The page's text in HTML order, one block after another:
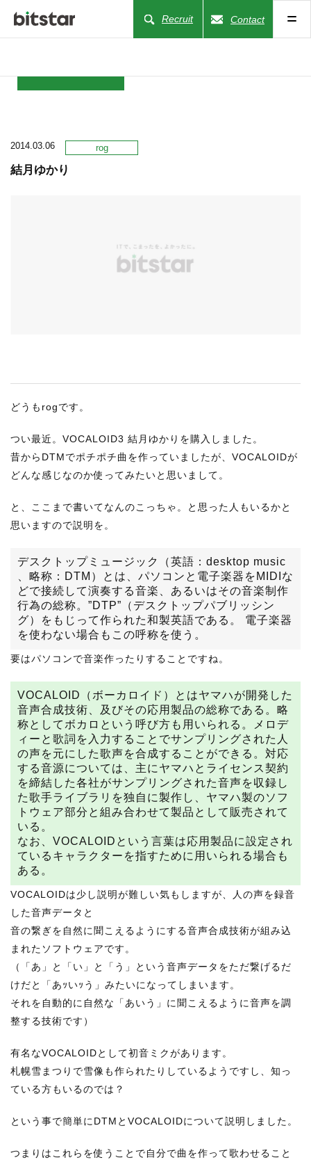
Recruit Contact
COMPANY
CONTACT US
約款
情報セキュリティ
2014.03.06 rog
結月ゆかり
どうもrogです。
つい最近。VOCALOID3 結月ゆかりを購入しました。
昔からDTMでポチポチ曲を作っていましたが、VOCALOIDが
どんな感じなのか使ってみたいと思いまして。
と、ここまで書いてなんのこっちゃ。と思った人もいるかと
思いますので説明を。
デスクトップミュージック（英語：desktop music
、略称：DTM）とは、パソコンと電子楽器をMIDIな
どで接続して演奏する音楽、あるいはその音楽制作
行為の総称。”DTP”（デスクトップパブリッシン
グ）をもじって作られた和製英語である。 電子楽器
を使わない場合もこの呼称を使う。
要はパソコンで音楽作ったりすることですね。
VOCALOID（ボーカロイド）とはヤマハが開発した
音声合成技術、及びその応用製品の総称である。略
称としてボカロという呼び方も用いられる。メロデ
ィーと歌詞を入力することでサンプリングされた人
の声を元にした歌声を合成することができる。対応
する音源については、主にヤマハとライセンス契約
を締結した各社がサンプリングされた音声を収録し
た歌手ライブラリを独自に製作し、ヤマハ製のソフ
トウェア部分と組み合わせて製品として販売されて
いる。
なお、VOCALOIDという言葉は応用製品に設定され
ているキャラクターを指すために用いられる場合も
ある。
VOCALOIDは少し説明が難しい気もしますが、人の声を録音
した音声データと
音の繋ぎを自然に聞こえるようにする音声合成技術が組み込
まれたソフトウェアです。
（「あ」と「い」と「う」という音声データをただ繋げるだ
けだと「あｯいｯう」みたいになってしまいます。
それを自動的に自然な「あいう」に聞こえるように音声を調
整する技術です）
有名なVOCALOIDとして初音ミクがあります。
札幌雪まつりで雪像も作られたりしているようですし、知っ
ている方もいるのでは？
という事で簡単にDTMとVOCALOIDについて説明しました。
つまりはこれらを使うことで自分で曲を作って歌わせること